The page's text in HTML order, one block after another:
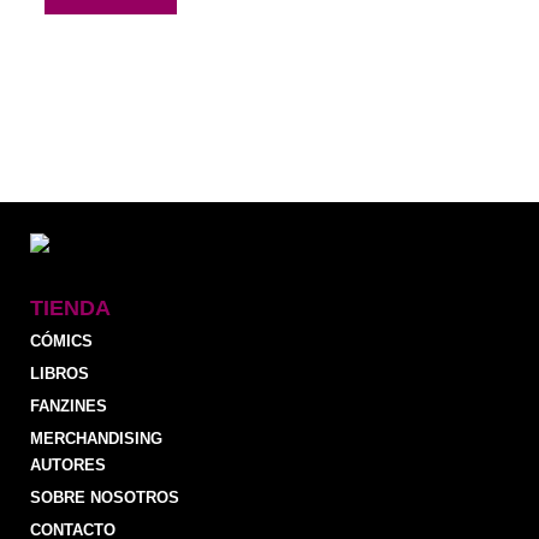
TIENDA
CÓMICS
LIBROS
FANZINES
MERCHANDISING
AUTORES
SOBRE NOSOTROS
CONTACTO